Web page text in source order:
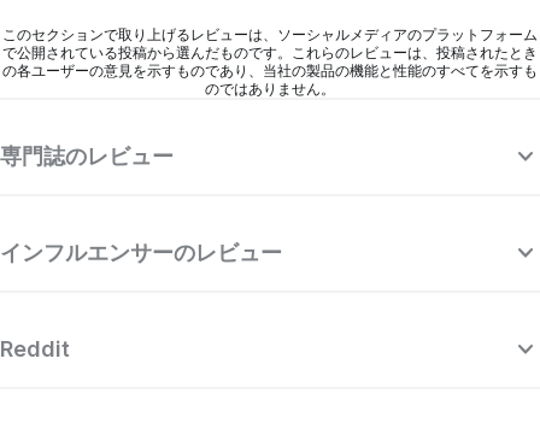
このセクションで取り上げるレビューは、ソーシャルメディアのプラットフォーム
で公開されている投稿から選んだものです。これらのレビューは、投稿されたとき
の各ユーザーの意見を示すものであり、当社の製品の機能と性能のすべてを示すも
のではありません。
専門誌のレビュー
“Surfshark は、他のトップクラスの有料
インフルエンサーのレビュー
Reddit